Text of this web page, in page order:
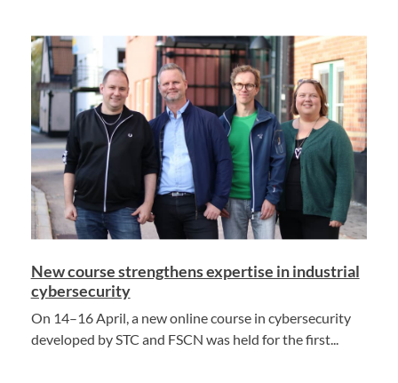
New course strengthens expertise in industrial
cybersecurity
On 14–16 April, a new online course in cybersecurity
developed by STC and FSCN was held for the first...